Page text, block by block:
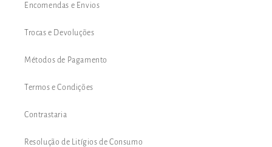
Encomendas e Envios
Trocas e Devoluções
Métodos de Pagamento
Termos e Condições
Contrastaria
Resolução de Litígios de Consumo